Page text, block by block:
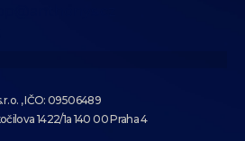
, IČO: 09506489
1422/1a 140 00 Praha 4